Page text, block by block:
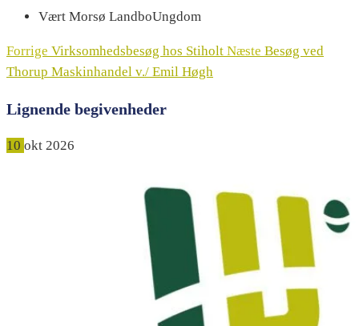
Vært Morsø LandboUngdom
Forrige Virksomhedsbesøg hos Stiholt Næste Besøg ved
Thorup Maskinhandel v./ Emil Høgh
Lignende begivenheder
10 okt 2026